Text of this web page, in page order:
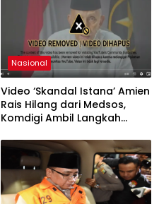
Nasional
Video ‘Skandal Istana’ Amien
Rais Hilang dari Medsos,
Komdigi Ambil Langkah